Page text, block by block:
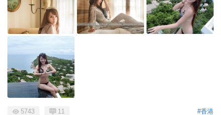
#香港
5743 11